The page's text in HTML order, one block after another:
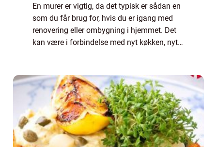
En murer er vigtig, da det typisk er sådan en
som du får brug for, hvis du er igang med
renovering eller ombygning i hjemmet. Det
kan være i forbindelse med nyt køkken, nyt